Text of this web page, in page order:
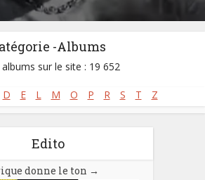
-Albums
sur le site : 19 652
D E L M O P R S T Z
Edito
donne le ton →